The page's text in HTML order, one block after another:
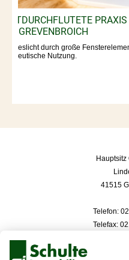
PRAXIS I
große Fensterelemente,
Nutzung.
Der
ZUM
Hauptsitz
41515
Telefon:
Telefax: